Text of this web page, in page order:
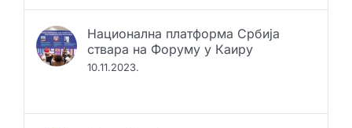
Национална платформа Србија
ствара на Форуму у Каиру
10.11.2023.